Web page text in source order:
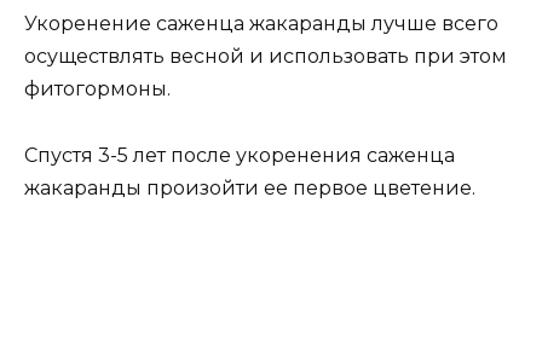
Укоренение саженца жакаранды лучше всего
осуществлять весной и использовать при этом
фитогормоны.
Спустя 3-5 лет после укоренения саженца
жакаранды произойти ее первое цветение.